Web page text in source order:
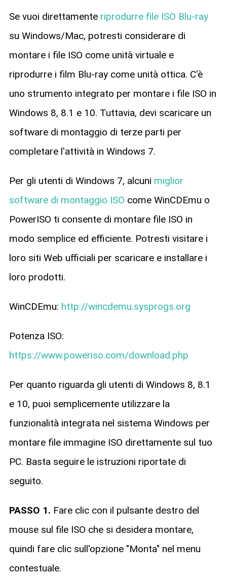
Se vuoi direttamente riprodurre file ISO Blu-ray
su Windows/Mac, potresti considerare di
montare i file ISO come unità virtuale e
riprodurre i film Blu-ray come unità ottica. C'è
uno strumento integrato per montare i file ISO in
Windows 8, 8.1 e 10. Tuttavia, devi scaricare un
software di montaggio di terze parti per
completare l'attività in Windows 7.
Per gli utenti di Windows 7, alcuni miglior
software di montaggio ISO come WinCDEmu o
PowerISO ti consente di montare file ISO in
modo semplice ed efficiente. Potresti visitare i
loro siti Web ufficiali per scaricare e installare i
loro prodotti.
WinCDEmu: http://wincdemu.sysprogs.org
Potenza ISO:
https://www.poweriso.com/download.php
Per quanto riguarda gli utenti di Windows 8, 8.1
e 10, puoi semplicemente utilizzare la
funzionalità integrata nel sistema Windows per
montare file immagine ISO direttamente sul tuo
PC. Basta seguire le istruzioni riportate di
seguito.
PASSO 1. Fare clic con il pulsante destro del
mouse sul file ISO che si desidera montare,
quindi fare clic sull'opzione "Monta" nel menu
contestuale.